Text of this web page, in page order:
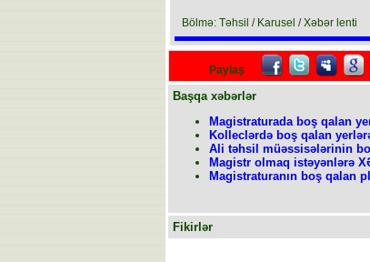
Bölmə: Təhsil / Karusel / Xəbər lenti
Paylaş
Başqa xəbərlər
Magistraturada boş qalan
Kolleclərdə boş qalan
Ali təhsil müəssisələrinin
Magistr olmaq istəyənlərə
Magistraturanın boş qalan
Fikirlər